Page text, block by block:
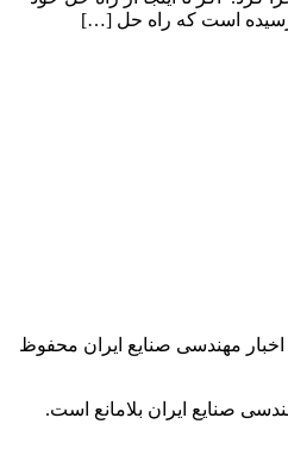
رسیده است که راه حل […]
مهندسی صنایع ایران محفوظ
صنایع ایران بلامانع است.